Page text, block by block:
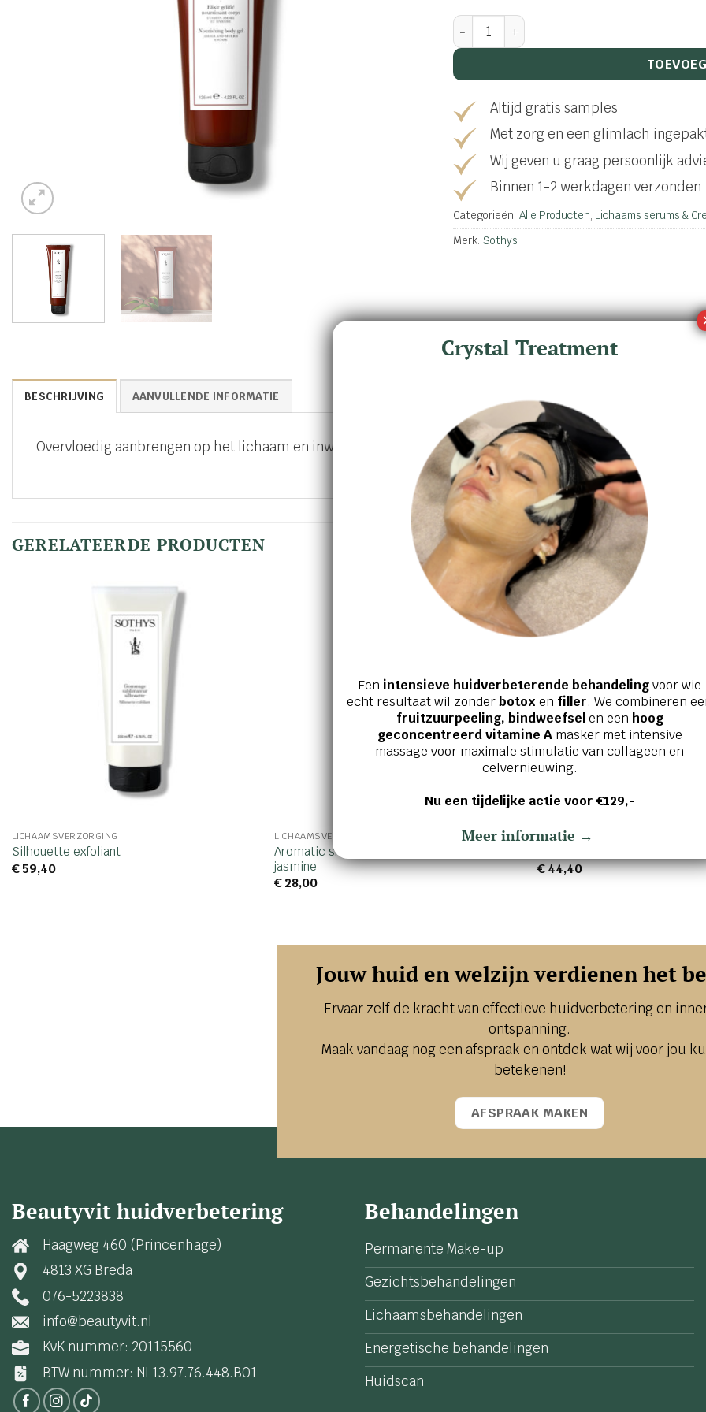
Nourishing body elixir Amber and myrrh
Altijd gratis samples
Met zorg en een glimlach
Wij geven u graag persoonlijk
Binnen 1-2 werkdagen verzonden
Categorieën: Alle Producten, Lichaams serums &
Merk: Sothys
BESCHRIJVING AANVULLENDE INFORMATIE
Overvloedig aanbrengen op het lichaam en inwerken met lichte massagebewegingen.
GERELATEERDE PRODUCTEN
LICHAAMSVERZORGING
Silhouette exfoliant
€59,40
LICHAAMSVERZORGING
Aromatic shower oil – sandalwood and
jasmine
€28,00
GEZICHTSVERZORGING
€44,40
Jouw huid en welzijn verdienen het
Ervaar zelf de kracht van effectieve huidverbetering en
ontspanning.
Maak vandaag nog een afspraak en ontdek wat wij voor jou
betekenen!
AFSPRAAK MAKEN
Beautyvit huidverbetering
Haagweg 460 (Princenhage)
4813 XG Breda
076-5223838
info@beautyvit.nl
KvK nummer: 20115560
BTW nummer: NL13.97.76.448.B01
Behandelingen
Permanente Make-up
Gezichtsbehandelingen
Lichaamsbehandelingen
Energetische behandelingen
Huidscan
Crystal Treatment
Een intensieve huidverbeterende behandelingvoor wie
echt resultaat wil zonderbotox en filler. We combineren
fruitzuurpeeling, bindweefsel en een hoog
geconcentreerd vitamine Amasker met intensive
massage voor maximale stimulatie van collageen en
celvernieuwing.
Nu een tijdelijke actie voor €129,-
Meer informatie →